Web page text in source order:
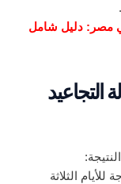
مصر: دليل شامل
التجاعيد
مع رفع الرأس 30 درجة للأيام الثلاثة